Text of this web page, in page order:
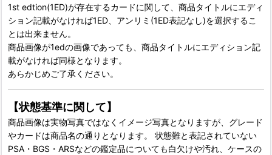
1st edtion(1ED)が存在するカードに関して、商品タイトルにエディ
ション記載がなければ1ED、アンリミ(1ED表記なし)を選択するこ
とは出来ません。
商品画像が1edの画像であっても、商品タイトルにエディション記
載がなければ同様となります。
あらかじめご了承ください。
【状態基準に関して】
商品画像は実物写真ではなくイメージ写真となりますが、グレード
やカードは商品名の通りとなります。 状態難と表記されていない
PSA・BGS・ARSなどの鑑定品についても白欠けや汚れ、ケースの